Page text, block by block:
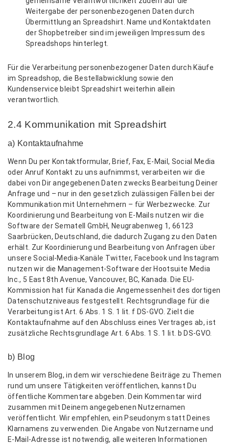
Weitergabe der personenbezogenen Daten durch
Übermittlung an Spreadshirt. Name und Kontaktdaten
der Shopbetreiber sind im jeweiligen Impressum des
Spreadshops hinterlegt.
Für die Verarbeitung personenbezogener Daten durch Käufe
im Spreadshop, die Bestellabwicklung sowie den
Kundenservice bleibt Spreadshirt weiterhin allein
verantwortlich.
2.4 Kommunikation mit Spreadshirt
a) Kontaktaufnahme
Wenn Du per Kontaktformular, Brief, Fax, E-Mail, Social Media
oder Anruf Kontakt zu uns aufnimmst, verarbeiten wir die
dabei von Dir angegebenen Daten zwecks Bearbeitung Deiner
Anfrage und – nur in den gesetzlich zulässigen Fällen bei der
Kommunikation mit Unternehmern – für Werbezwecke. Zur
Koordinierung und Bearbeitung von E-Mails nutzen wir die
Software der Sematell GmbH, Neugrabenweg 1, 66123
Saarbrücken, Deutschland, die dadurch Zugang zu den Daten
erhält. Zur Koordinierung und Bearbeitung von Anfragen über
unsere Social-Media-Kanäle Twitter, Facebook und Instagram
nutzen wir die Management-Software der Hootsuite Media
Inc., 5 East 8th Avenue, Vancouver, BC, Kanada. Die EU-
Kommission hat für Kanada die Angemessenheit des dortigen
Datenschutzniveaus festgestellt. Rechtsgrundlage für die
Verarbeitung ist Art. 6 Abs. 1 S. 1 lit. f DS-GVO. Zielt die
Kontaktaufnahme auf den Abschluss eines Vertrages ab, ist
zusätzliche Rechtsgrundlage Art. 6 Abs. 1 S. 1 lit. b DS-GVO.
b) Blog
In unserem Blog, in dem wir verschiedene Beiträge zu Themen
rund um unsere Tätigkeiten veröffentlichen, kannst Du
öffentliche Kommentare abgeben. Dein Kommentar wird
zusammen mit Deinem angegebenen Nutzernamen
veröffentlicht. Wir empfehlen, ein Pseudonym statt Deines
Klarnamens zu verwenden. Die Angabe von Nutzername und
E-Mail-Adresse ist notwendig, alle weiteren Informationen